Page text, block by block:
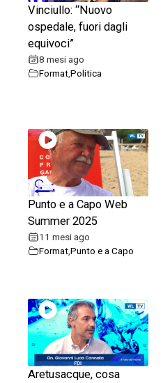
Vinciullo: “Nuovo
ospedale, fuori dagli
equivoci”
8 mesi ago
FormatPolitica
Punto e a Capo Web
Summer 2025
11 mesi ago
Format,Punto e a Capo
Aretusacque, cosa